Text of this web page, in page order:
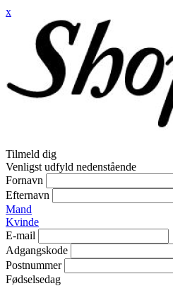
x
Tilmeld dig
Venligst udfyld nedenstående
Fornavn
Efternavn
Mand
Kvinde
E-mail
Adgangskode
Postnummer
Fødselsedag